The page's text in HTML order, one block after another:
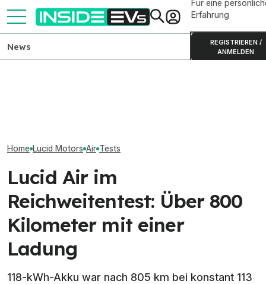
Für eine
Erfahrung
REGISTRIEREN /
ANMELDEN
News
Home Lucid Motors Air Tests
Lucid Air im
Reichweitentest: Über 800
Kilometer mit einer
Ladung
118-kWh-Akku war nach 805 km bei konstant 113